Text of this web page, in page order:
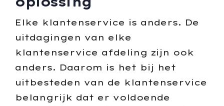
Elke klantenservice is anders. De
uitdagingen van elke
klantenservice afdeling zijn ook
anders. Daarom is het bij het
uitbesteden van de klantenservice
belangrijk dat er voldoende